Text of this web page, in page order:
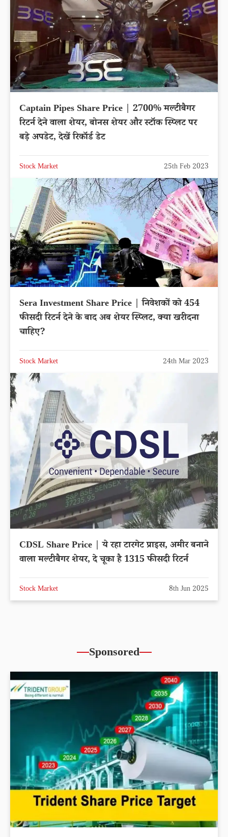
Captain Pipes Share Price | 2700% मल्टीबैगर
रिटर्न देने वाला शेयर, बोनस शेयर और स्टॉक स्प्लिट पर
बड़े अपडेट, देखें रिकॉर्ड डेट
Stock Market 25th Feb 2023
Sera Investment Share Price | निवेशकों को 454
फीसदी रिटर्न देने के बाद अब शेयर स्प्लिट, क्या खरीदना
चाहिए?
Stock Market 24th Mar 2023
CDSL Share Price | ये रहा टारगेट प्राइस, अमीर बनाने
वाला मल्टीबैगर शेयर, दे चूका है 1315 फीसदी रिटर्न
Stock Market 8th Jun 2025
Sponsored